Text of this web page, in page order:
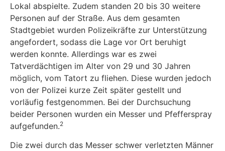
Lokal abspielte. Zudem standen 20 bis 30 weitere
Personen auf der Straße. Aus dem gesamten
Stadtgebiet wurden Polizeikräfte zur Unterstützung
angefordert, sodass die Lage vor Ort beruhigt
werden konnte. Allerdings war es zwei
Tatverdächtigen im Alter von 29 und 30 Jahren
möglich, vom Tatort zu fliehen. Diese wurden jedoch
von der Polizei kurze Zeit später gestellt und
vorläufig festgenommen. Bei der Durchsuchung
beider Personen wurden ein Messer und Pfefferspray
aufgefunden.2
Die zwei durch das Messer schwer verletzten Männer